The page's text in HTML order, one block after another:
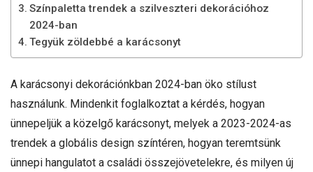
Színpaletta trendek a szilveszteri dekorációhoz
2024-ban
Tegyük zöldebbé a karácsonyt
A karácsonyi dekorációnkban 2024-ban öko stílust
használunk. Mindenkit foglalkoztat a kérdés, hogyan
ünnepeljük a közelgő karácsonyt, melyek a 2023-2024-as
trendek a globális design színtéren, hogyan teremtsünk
ünnepi hangulatot a családi összejövetelekre, és milyen új